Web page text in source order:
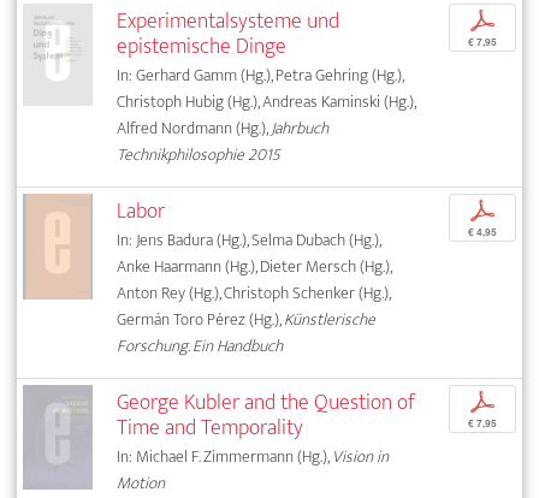
Experimentalsysteme und
epistemische Dinge
In: Gerhard Gamm (Hg.), Petra Gehring (Hg.),
Christoph Hubig (Hg.), Andreas Kaminski (Hg.),
Alfred Nordmann (Hg.),Jahrbuch
Technikphilosophie 2015
p
€ 7,95
Labor
In: Jens Badura (Hg.), Selma Dubach (Hg.),
Anke Haarmann (Hg.), Dieter Mersch (Hg.),
Anton Rey (Hg.), Christoph Schenker (Hg.),
Germán Toro Pérez (Hg.),Künstlerische
Forschung. Ein Handbuch
p
€ 4,95
George Kubler and the Question of
Time and Temporality
In: Michael F. Zimmermann (Hg.),Vision in
Motion
p
€ 7,95